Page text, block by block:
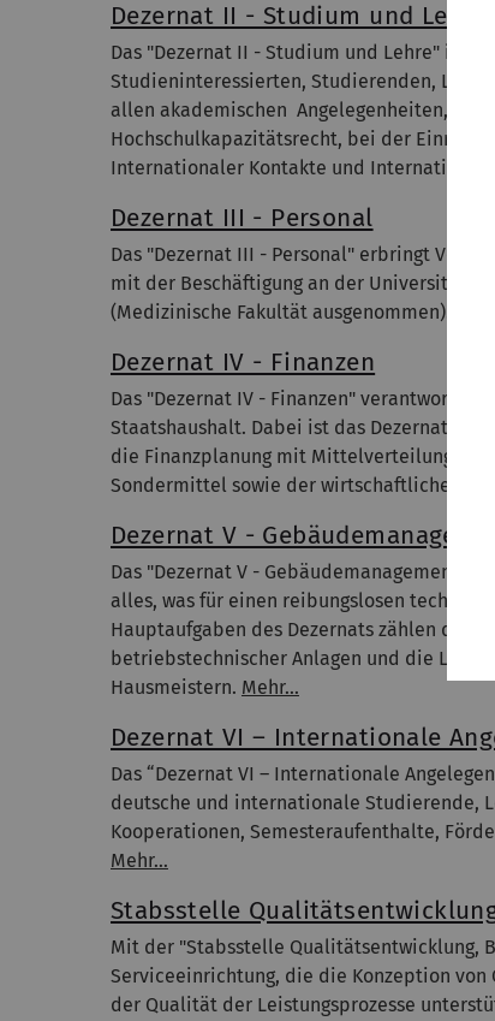
Dezernat II - Studium und Lehre
Das "Dezernat II - Studium und Lehre" ist
Studieninteressierten, Studierenden,
allen akademischen Angelegenheiten,
Hochschulkapazitätsrecht, bei der
Internationaler Kontakte und
Dezernat III - Personal
Das "Dezernat III - Personal" erbringt
mit der Beschäftigung an der Universität
(Medizinische Fakultät ausgenommen).
Dezernat IV - Finanzen
Das "Dezernat IV - Finanzen" verantwortet
Staatshaushalt. Dabei ist das Dezernat
die Finanzplanung mit Mittelverteilung,
Sondermittel sowie der wirtschaftlichen
Dezernat V -
Das "Dezernat V - Gebäudemanagement"
alles, was für einen reibungslosen
Hauptaufgaben des Dezernats zählen die
betriebstechnischer Anlagen und die
Hausmeistern. Mehr...
Dezernat VI – Internationale
Das “Dezernat VI – Internationale
deutsche und internationale Studierende,
Kooperationen, Semesteraufenthalte,
Mehr…
Stabsstelle
Mit der "Stabsstelle Qualitätsentwicklung,
Serviceeinrichtung, die die Konzeption
der Qualität der Leistungsprozesse